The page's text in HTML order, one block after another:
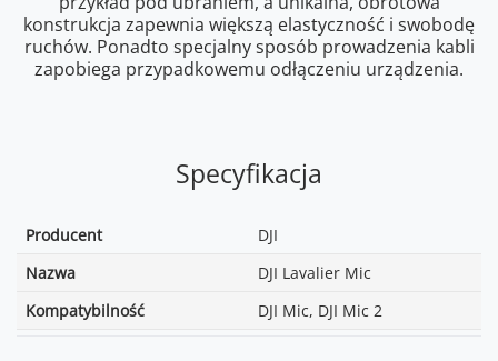
konstrukcja zapewnia większą elastyczność i swobodę
ruchów. Ponadto specjalny sposób prowadzenia kabli
zapobiega przypadkowemu odłączeniu urządzenia.
Specyfikacja
Producent
DJI
Nazwa
DJI Lavalier Mic
Kompatybilność
DJI Mic, DJI Mic 2